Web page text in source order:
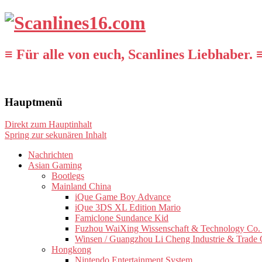
≡ Für alle von euch, Scanlines Liebhaber.
Hauptmenü
Direkt zum Hauptinhalt
Spring zur sekunären Inhalt
Nachrichten
Asian Gaming
Bootlegs
Mainland China
iQue Game Boy Advance
iQue 3DS XL Edition Mario
Famiclone Sundance Kid
Fuzhou WaiXing Wissenschaft & Technology
Winsen / Guangzhou Li Cheng Industrie & Trade
Hongkong